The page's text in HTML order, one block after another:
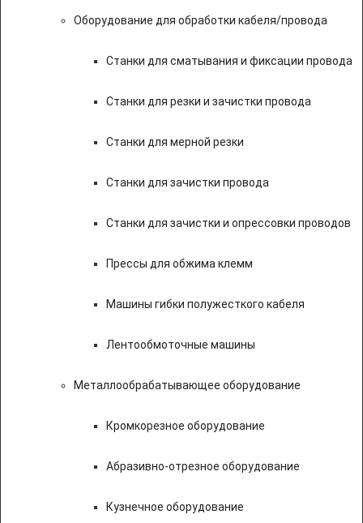
Оборудование для обработки кабеля/провода
Станки для сматывания и фиксации провода
Станки для резки и зачистки провода
Станки для мерной резки
Станки для зачистки провода
Станки для зачистки и опрессовки проводов
Прессы для обжима клемм
Машины гибки полужесткого кабеля
Лентообмоточные машины
Металлообрабатывающее оборудование
Кромкорезное оборудование
Абразивно-отрезное оборудование
Кузнечное оборудование